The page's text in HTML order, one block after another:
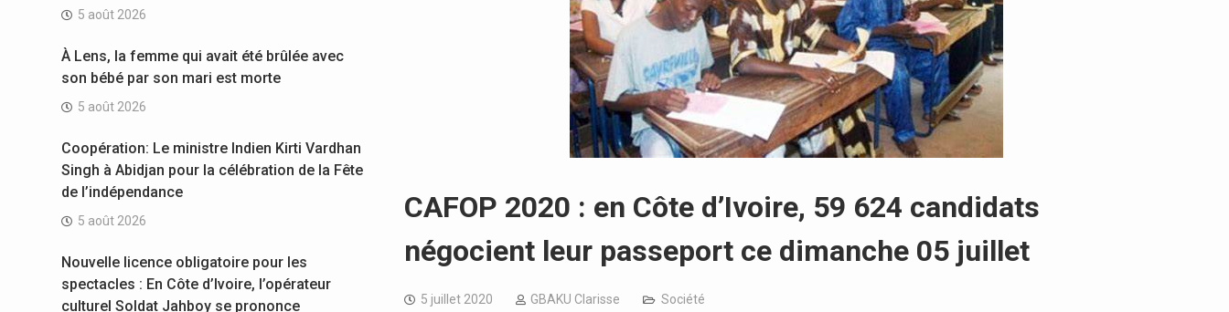
CAFOP 2020 : en Côte d’Ivoire, 59 624 candidats
négocient leur passeport ce dimanche 05 juillet
5 juillet 2020 GBAKU Clarisse Société
5 août 2026
À Lens, la femme qui avait été brûlée avec
son bébé par son mari est morte
5 août 2026
Coopération: Le ministre Indien Kirti Vardhan
Singh à Abidjan pour la célébration de la Fête
de l’indépendance
5 août 2026
Nouvelle licence obligatoire pour les
spectacles : En Côte d’Ivoire, l’opérateur
culturel Soldat Jahboy se prononce